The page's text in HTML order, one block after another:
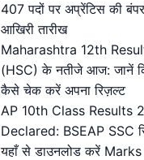
407 पदों पर अप्रेंटिस की
आखिरी तारीख
Maharashtra 12th
(HSC) के नतीजे आज: जानें
कैसे चेक करें अपना रिज़ल्ट
AP 10th Class Results
Declared: BSEAP SSC
यहाँ से डाउनलोड करें